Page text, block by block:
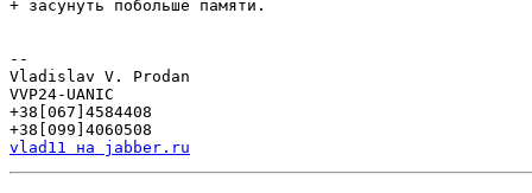
+ засунуть побольше памяти.
--
Vladislav V. Prodan
VVP24-UANIC
+38[067]4584408
vlad11 на jabber.ru